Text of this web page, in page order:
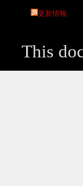
更新情報
This